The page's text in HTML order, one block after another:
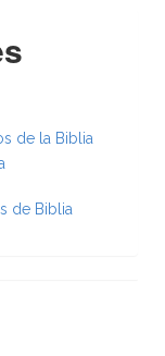
de la Biblia
de Biblia